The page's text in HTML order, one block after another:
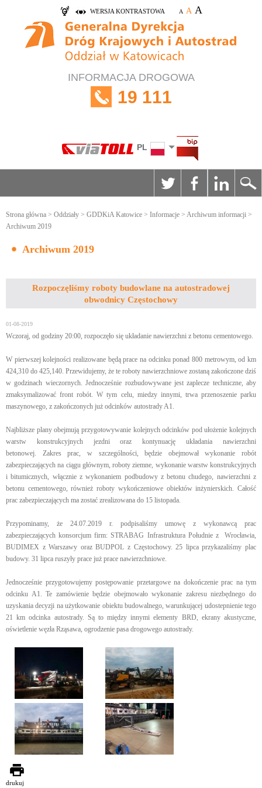
WERSJA KONTRASTOWA A A A
INFORMACJA DROGOWA
19 111
PL
Strona główna > Oddziały > GDDKiA Katowice > Informacje > Archiwum informacji >
Archiwum 2019
Archiwum 2019
Rozpoczęliśmy roboty budowlane na autostradowej
obwodnicy Częstochowy
01-08-2019
Wczoraj, od godziny 20:00, rozpoczęło się układanie nawierzchni z betonu cementowego.
W pierwszej kolejności realizowane będą prace na odcinku ponad 800 metrowym, od km
424,310 do 425,140. Przewidujemy, że te roboty nawierzchniowe zostaną zakończone dziś
w godzinach wieczornych. Jednocześnie rozbudowywane jest zaplecze techniczne, aby
zmaksymalizować front robót. W tym celu, miedzy innymi, trwa przenoszenie parku
maszynowego, z zakończonych już odcinków autostrady A1.
Najbliższe plany obejmują przygotowywanie kolejnych odcinków pod ułożenie kolejnych
warstw konstrukcyjnych jezdni oraz kontynuację układania nawierzchni
betonowej. Zakres prac, w szczególności, będzie obejmował wykonanie robót
zabezpieczających na ciągu głównym, roboty ziemne, wykonanie warstw konstrukcyjnych
i bitumicznych, włącznie z wykonaniem podbudowy z betonu chudego, nawierzchni z
betonu cementowego, również roboty wykończeniowe obiektów inżynierskich. Całość
prac zabezpieczających ma zostać zrealizowana do 15 listopada.
Przypominamy, że 24.07.2019 r. podpisaliśmy umowę z wykonawcą prac
zabezpieczających konsorcjum firm: STRABAG Infrastruktura Południe z Wrocławia,
BUDIMEX z Warszawy oraz BUDPOL z Częstochowy. 25 lipca przykazaliśmy plac
budowy. 31 lipca ruszyły prace już prace nawierzchniowe.
Jednocześnie przygotowujemy postępowanie przetargowe na dokończenie prac na tym
odcinku A1. Te zamówienie będzie obejmowało wykonanie zakresu niezbędnego do
uzyskania decyzji na użytkowanie obiektu budowalnego, warunkującej udostepnienie tego
21 km odcinka autostrady. Są to między innymi elementy BRD, ekrany akustyczne,
oświetlenie węzła Rząsawa, ogrodzenie pasa drogowego autostrady.
drukuj